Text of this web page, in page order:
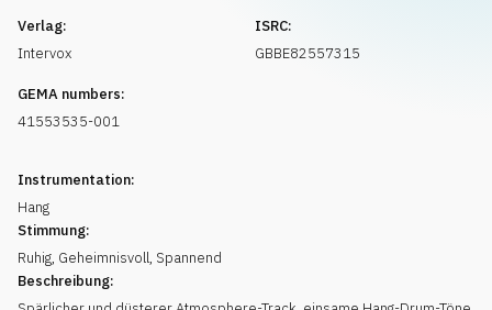
Verlag:
Intervox
ISRC:
GBBE82557315
GEMA numbers:
41553535-001
Instrumentation:
Hang
Stimmung:
Ruhig, Geheimnisvoll, Spannend
Beschreibung: